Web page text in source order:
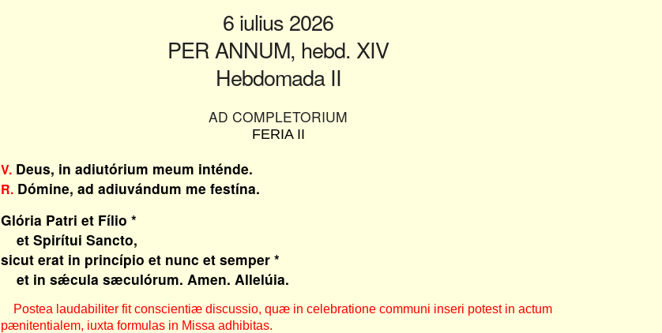
6 iulius 2026
PER ANNUM, hebd. XIV
Hebdomada II
AD COMPLETORIUM
FERIA II
V. Deus, in adiutórium meum inténde.
R. Dómine, ad adiuvándum me festína.
Glória Patri et Fílio *
et Spirítui Sancto,
sicut erat in princípio et nunc et semper *
et in sǽcula sæculórum. Amen. Allelúia.
Postea laudabiliter fit conscientiæ discussio, quæ in celebratione communi inseri potest in actum
pænitentialem, iuxta formulas in Missa adhibitas.